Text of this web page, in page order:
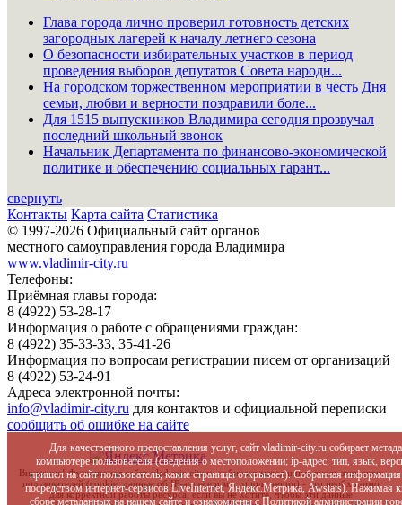
Глава города лично проверил готовность детских
загородных лагерей к началу летнего сезона
О безопасности избирательных участков в период
проведения выборов депутатов Совета народн...
На городском торжественном мероприятии в честь Дня
семьи, любви и верности поздравили боле...
Для 1515 выпускников Владимира сегодня прозвучал
последний школьный звонок
Начальник Департамента по финансово-экономической
политике и обеспечению социальных гарант...
свернуть
Контакты Карта сайта Статистика
© 1997-2026 Официальный сайт органов
местного самоуправления города Владимира
www.vladimir-city.ru
Телефоны:
Приёмная главы города:
8 (4922) 53-28-17
Информация о работе с обращениями граждан:
8 (4922) 35-33-33, 35-41-26
Информация по вопросам регистрации писем от организаций
8 (4922) 53-24-91
Адреса электронной почты:
info@vladimir-city.ru для контактов и официальной переписки
сообщить об ошибке на сайте
Внимание! Функционал сайта vladimir-city.ru собирает метаданные вновь зашедших
пользователей (cookie, данные об IP-адресе и местоположении) - это необходимо
для корректной работы ресурса, если вы не хотите, чтобы эти данные
Для качественного предоставления услуг, сайт vladimir-city.ru собирает
компьютере пользователя (сведения о местоположении; ip-адрес; тип, язык,
пришел на сайт пользователь; какие страницы открывает). Собранная
посредством интернет-сервисов LiveInternet, Яндекс.Метрика, Awstats).
сборе метаданных на нашем сайте и ознакомлены сПолитикой администрации